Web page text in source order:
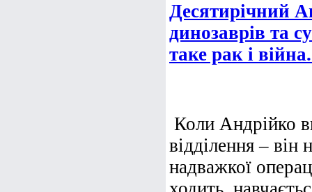
Десятирічний
динозаврів та
таке рак і
Коли Андрійко
відділення – він
надважкої